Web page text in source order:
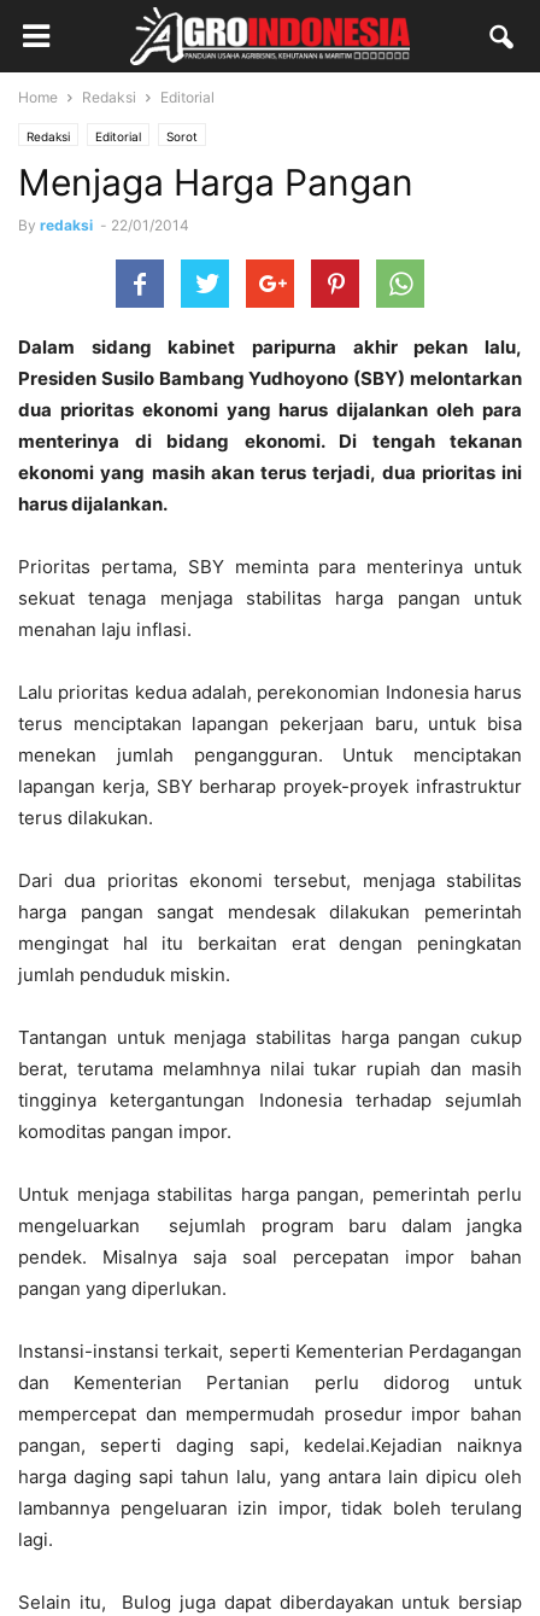
Home Redaksi Editorial
Redaksi Editorial Sorot
Menjaga Harga Pangan
By redaksi - 22/01/2014
Dalam sidang kabinet paripurna akhir pekan lalu,
Presiden Susilo Bambang Yudhoyono (SBY) melontarkan
dua prioritas ekonomi yang harus dijalankan oleh para
menterinya di bidang ekonomi. Di tengah tekanan
ekonomi yang masih akan terus terjadi, dua prioritas ini
harus dijalankan.
Prioritas pertama, SBY meminta para menterinya untuk
sekuat tenaga menjaga stabilitas harga pangan untuk
menahan laju inflasi.
Lalu prioritas kedua adalah, perekonomian Indonesia harus
terus menciptakan lapangan pekerjaan baru, untuk bisa
menekan jumlah pengangguran. Untuk menciptakan
lapangan kerja, SBY berharap proyek-proyek infrastruktur
terus dilakukan.
Dari dua prioritas ekonomi tersebut, menjaga stabilitas
harga pangan sangat mendesak dilakukan pemerintah
mengingat hal itu berkaitan erat dengan peningkatan
jumlah penduduk miskin.
Tantangan untuk menjaga stabilitas harga pangan cukup
berat, terutama melamhnya nilai tukar rupiah dan masih
tingginya ketergantungan Indonesia terhadap sejumlah
komoditas pangan impor.
Untuk menjaga stabilitas harga pangan, pemerintah perlu
mengeluarkan sejumlah program baru dalam jangka
pendek. Misalnya saja soal percepatan impor bahan
pangan yang diperlukan.
Instansi-instansi terkait, seperti Kementerian Perdagangan
dan Kementerian Pertanian perlu didorog untuk
mempercepat dan mempermudah prosedur impor bahan
pangan, seperti daging sapi, kedelai.Kejadian naiknya
harga daging sapi tahun lalu, yang antara lain dipicu oleh
lambannya pengeluaran izin impor, tidak boleh terulang
lagi.
Selain itu, Bulog juga dapat diberdayakan untuk bersiap